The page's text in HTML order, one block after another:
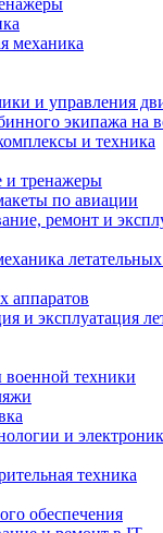
механика
и управления
экипажа на
и техника
и тренажеры
по авиации
ремонт и
аппаратов
и эксплуатация
техники
и
техника
обеспечения